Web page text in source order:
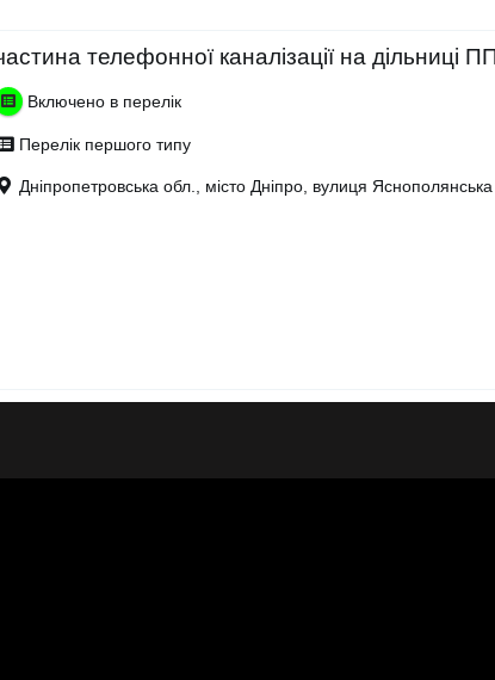
телефонної каналізації на
Включено в перелік
Перелік першого типу
Дніпропетровська обл., місто Дніпро, вулиця